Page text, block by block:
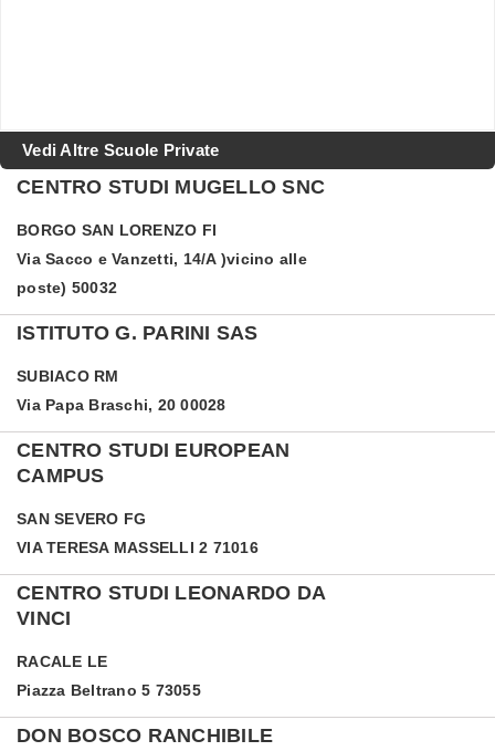
Vedi Altre Scuole Private
CENTRO STUDI MUGELLO SNC
BORGO SAN LORENZO FI
Via Sacco e Vanzetti, 14/A )vicino alle
poste) 50032
ISTITUTO G. PARINI SAS
SUBIACO RM
Via Papa Braschi, 20 00028
CENTRO STUDI EUROPEAN
CAMPUS
SAN SEVERO FG
VIA TERESA MASSELLI 2 71016
CENTRO STUDI LEONARDO DA
VINCI
RACALE LE
Piazza Beltrano 5 73055
DON BOSCO RANCHIBILE